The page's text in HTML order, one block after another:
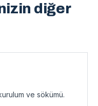
diğer
ve sökümü.